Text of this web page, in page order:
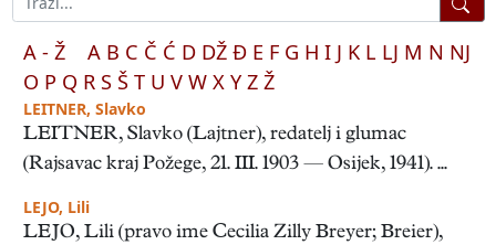
A - Ž A B C Č Ć D DŽ Đ E F G H I J K L LJ M N NJ
O P Q R S Š T U V W X Y Z Ž
LEITNER, Slavko
LEITNER, Slavko (Lajtner), redatelj i glumac
(Rajsavac kraj Požege, 21. III. 1903 — Osijek, 1941). ...
LEJO, Lili
LEJO, Lili (pravo ime Cecilia Zilly Breyer; Breier),